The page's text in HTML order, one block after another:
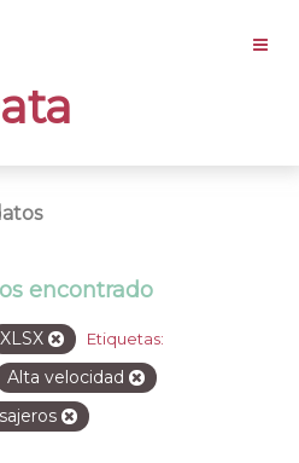
encontrado
XLSX Etiquetas:
Alta velocidad